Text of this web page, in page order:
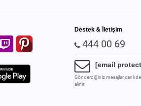
Destek & İletişim
444 00 69
[email
Gönderdiğiniz mesajlar canlı
alınır